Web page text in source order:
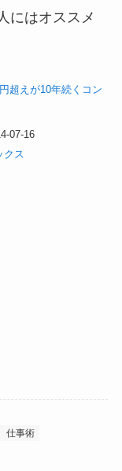
にはオススメ
超えが10年続くコン
07-16
クス
仕事術